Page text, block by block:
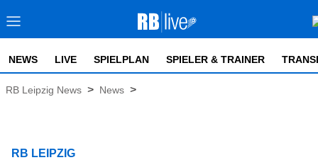
NEWS LIVE SPIELPLAN SPIELER & TRAINER
RB Leipzig News > News >
RB LEIPZIG